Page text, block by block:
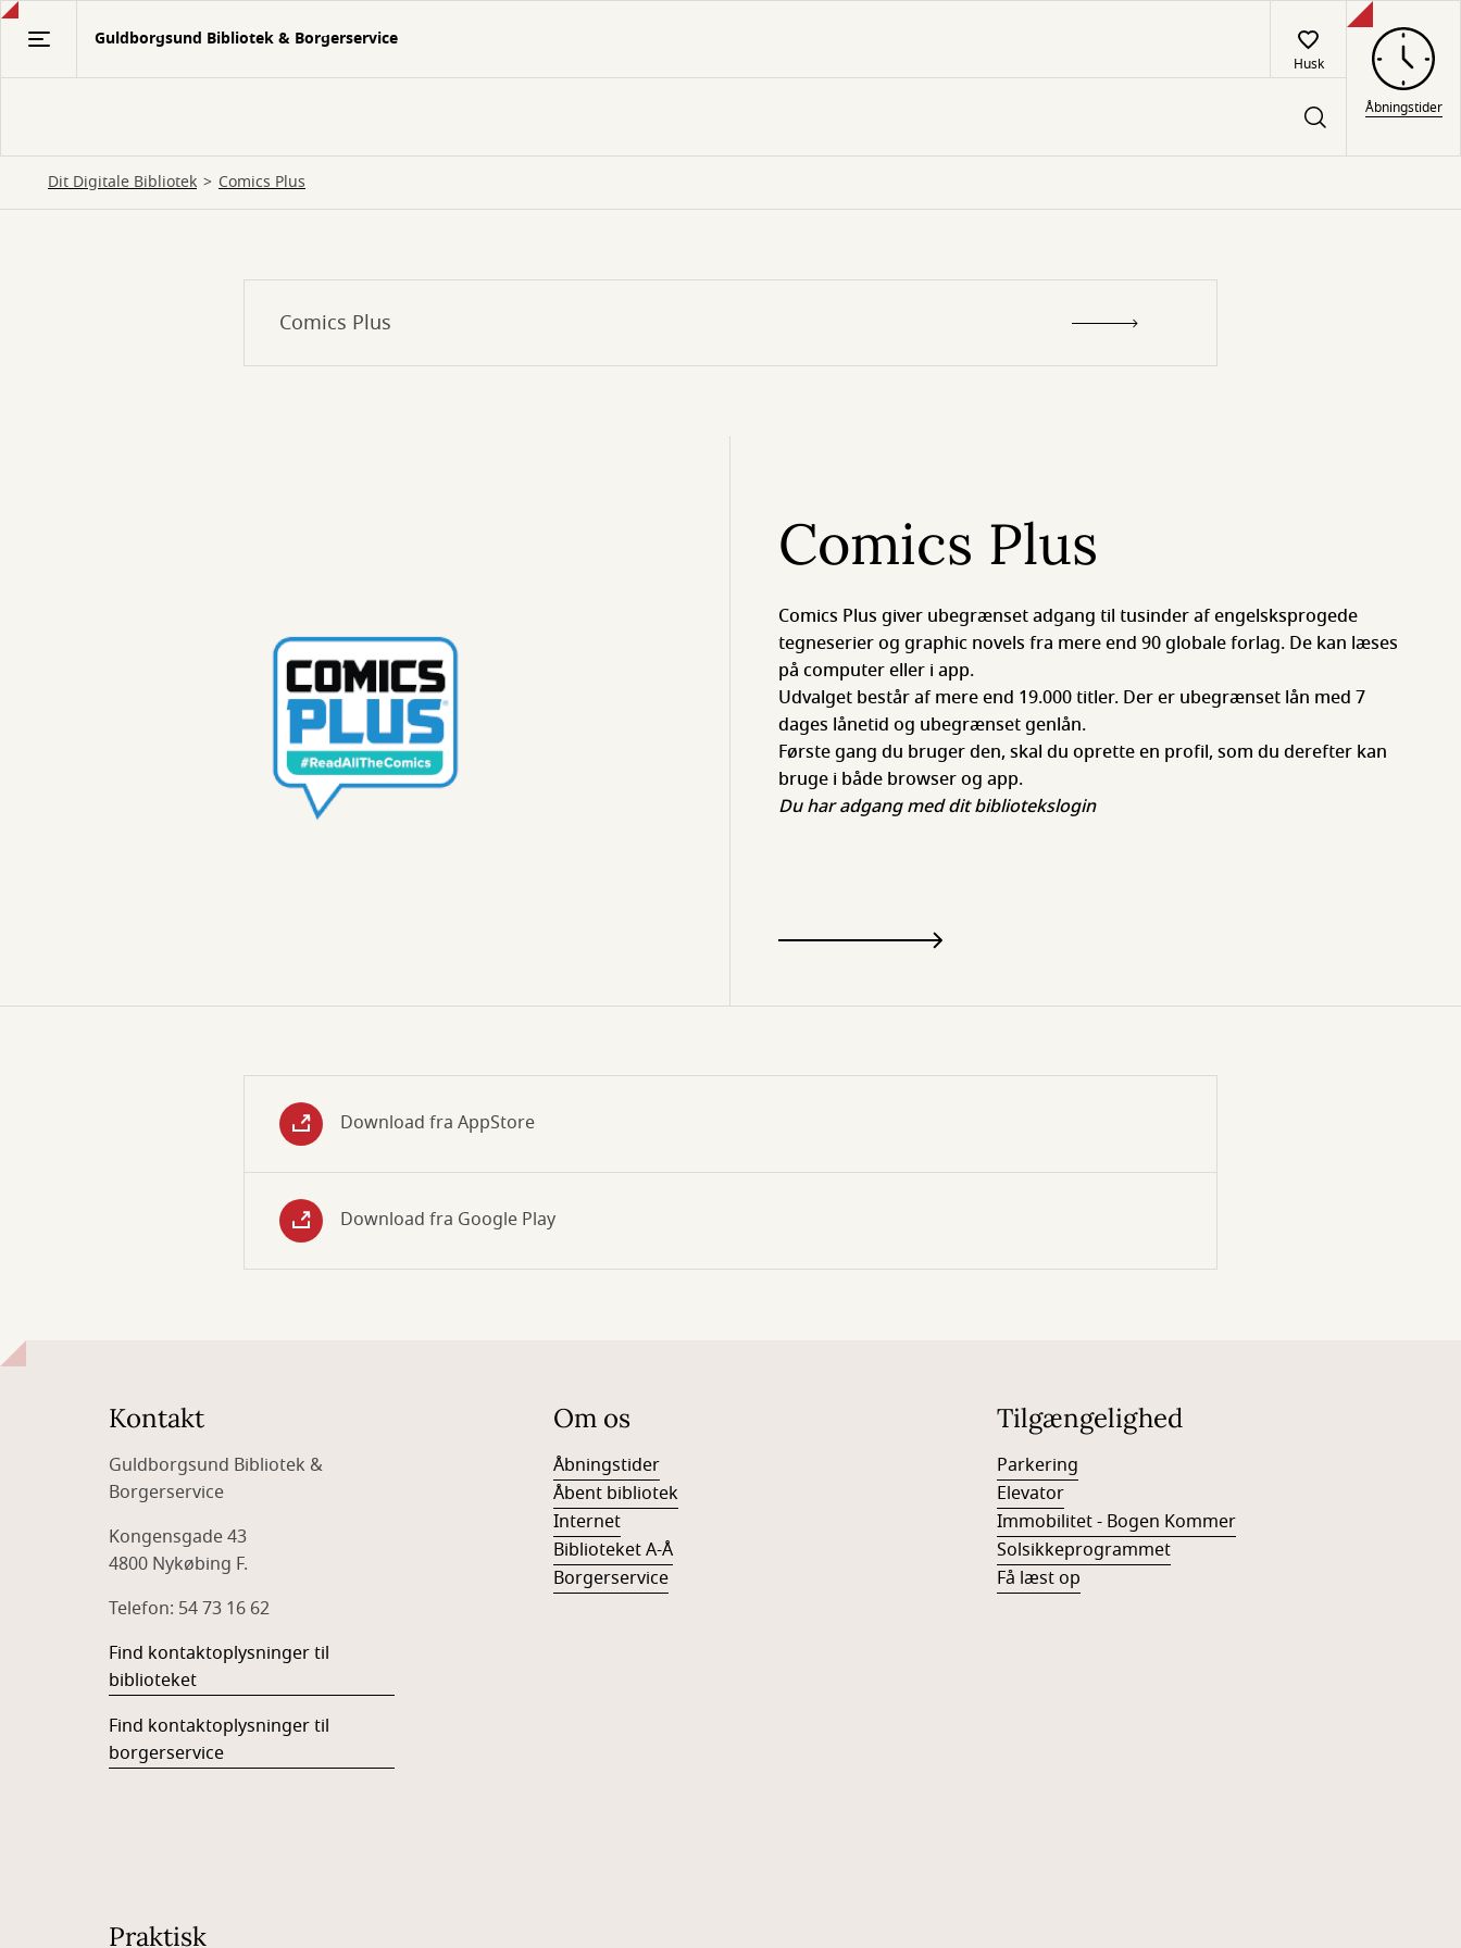
Gå
Guldborgsund Bibliotek & Borgerservice
Husk
Åbningstider
Dit Digitale Bibliotek Comics Plus
Comics Plus
Comics Plus
Comics Plus giver ubegrænset adgang til tusinder af engelsksprogede
tegneserier og graphic novels fra mere end 90 globale forlag. De kan læses
på computer eller i app.
Udvalget består af mere end 19.000 titler. Der er ubegrænset lån med 7
dages lånetid og ubegrænset genlån.
Første gang du bruger den, skal du oprette en profil, som du derefter kan
bruge i både browser og app.
Du har adgang med dit bibliotekslogin
Download fra AppStore
Download fra Google Play
Kontakt
Guldborgsund Bibliotek &
Borgerservice
Kongensgade 43
4800 Nykøbing F.
Telefon: 54 73 16 62
Find kontaktoplysninger til
biblioteket
Find kontaktoplysninger til
borgerservice
Om os
Åbningstider
Åbent bibliotek
Internet
Biblioteket A-Å
Borgerservice
Tilgængelighed
Parkering
Elevator
Immobilitet - Bogen Kommer
Solsikkeprogrammet
Få læst op
Praktisk